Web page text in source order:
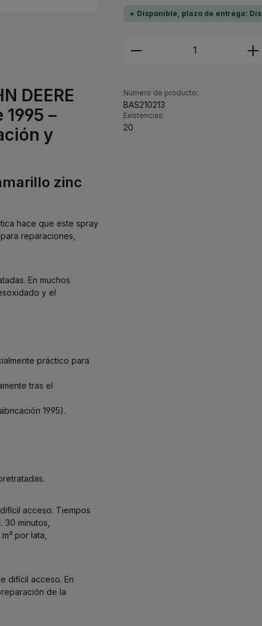
Disponible, plazo de entrega:
Cantidad del
Número de producto:
BAS210213
Existencias:
20
DEERE
–
y
zinc
hace que este spray
reparaciones,
En muchos
y el
práctico para
tras el
1995).
acceso. Tiempos
minutos,
por lata,
difícil acceso. En
de la